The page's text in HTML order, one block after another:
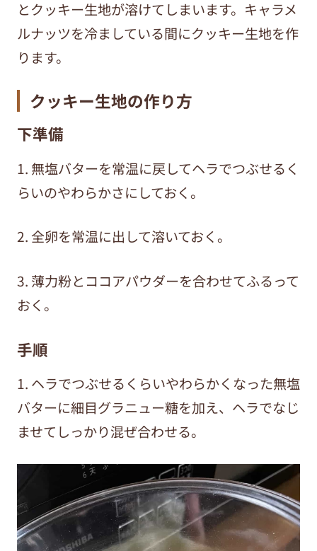
とクッキー生地が溶けてしまいます。キャラメ
ルナッツを冷ましている間にクッキー生地を作
ります。
クッキー生地の作り方
下準備
1. 無塩バターを常温に戻してヘラでつぶせるく
らいのやわらかさにしておく。
2. 全卵を常温に出して溶いておく。
3. 薄力粉とココアパウダーを合わせてふるって
おく。
手順
1. ヘラでつぶせるくらいやわらかくなった無塩
バターに細目グラニュー糖を加え、ヘラでなじ
ませてしっかり混ぜ合わせる。